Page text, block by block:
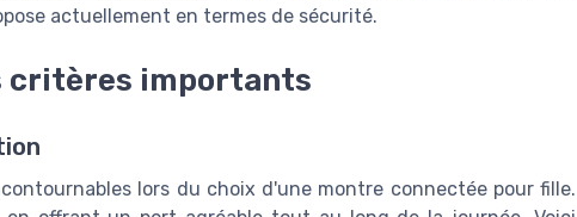
actuellement en termes de sécurité.
critères importants
lors du choix d'une montre connectée pour fille.